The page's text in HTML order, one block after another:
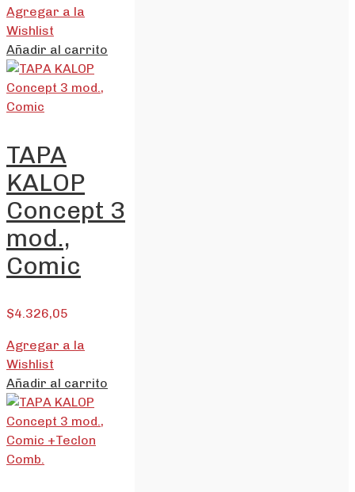
Agregar a la
Wishlist
Añadir al carrito
TAPA
KALOP
Concept 3
mod.,
Comic
$4.326,05
Agregar a la
Wishlist
Añadir al carrito